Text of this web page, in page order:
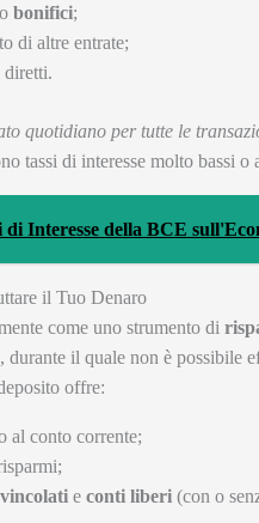
o bonifici;
di altre entrate;
diretti.
quotidiano per tutte le
tassi di interesse molto bassi o
Interesse della BCE
il Tuo Denaro
come uno strumento di
il quale non è possibile
offre:
al conto corrente;
e conti liberi (con o